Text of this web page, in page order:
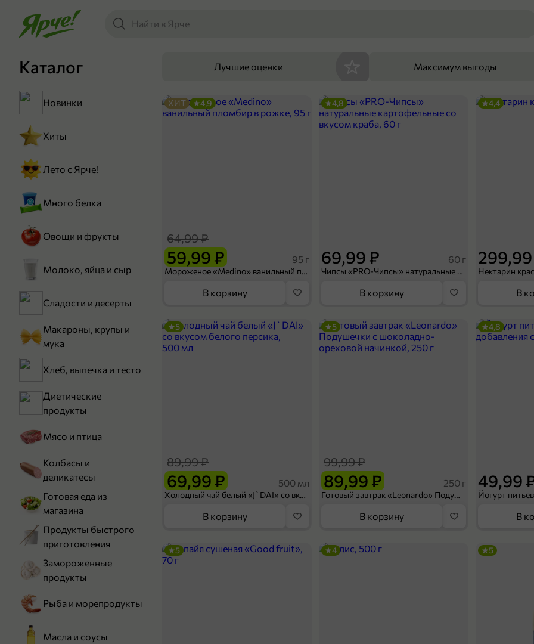
Каталог
Новинки
Хиты
Лето с Ярче!
Много белка
Овощи и фрукты
Молоко, яйца и сыр
Сладости и десерты
Макароны, крупы и
мука
Хлеб, выпечка и тесто
Диетические
продукты
Мясо и птица
Колбасы и
деликатесы
Готовая еда из
магазина
Продукты быстрого
приготовления
Замороженные
продукты
Рыба и морепродукты
Масла и соусы
Лучшие оценки Максимум выгоды
59,99 ₽
64,99 ₽
95 г
Мороженое «Medino» ванильный пломбир в рожке, 95 г
ХИТ 4,9
В корзину
69,99 ₽ 60 г
Чипсы «PRO-Чипсы» натуральные картофельные со вкусом краба, 60 г
4,8
В корзину
Нектарин
4,4
В
69,99 ₽
89,99 ₽
500 мл
Холодный чай белый «J`DAI» со вкусом белого персика, 500 мл
5
В корзину
89,99 ₽
99,99 ₽
250 г
Готовый завтрак «Leonardo» Подушечки с шоколадно-ореховой начинкой, 250 г
5
В корзину
49,99
4,8
В
5 4 5